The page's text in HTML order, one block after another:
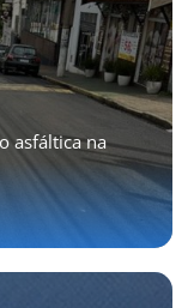
asfáltica na